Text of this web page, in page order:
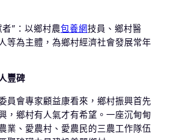
”：以鄉村農包養網技員、鄉村醫
等為主體，為鄉村經濟社會發展常年
豐碑
員會專家顧益康看來，鄉村振興首先
，鄉村有人氣才有希望。一座沉甸甸
業、愛農村、愛農民的三農工作隊伍